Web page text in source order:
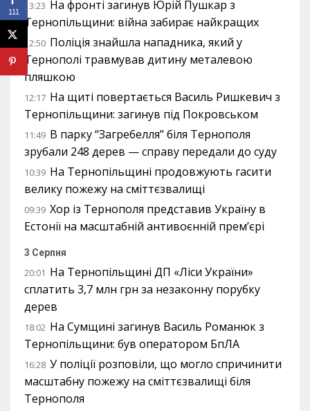
13:23 На фронті загинув Юрій Пушкар з
Тернопільщини: війна забирає найкращих
12:50 Поліція знайшла нападника, який у
Тернополі травмував дитину металевою
пляшкою
12:17 На щиті повертається Василь Ришкевич з
Тернопільщини: загинув під Покровськом
11:49 В парку “Загребелля” біля Тернополя
зрубали 248 дерев — справу передали до суду
10:39 На Тернопільщині продовжують гасити
велику пожежу на сміттєзвалищі
09:39 Хор із Тернополя представив Україну в
Естонії на масштабній антивоєнній прем’єрі
3 Серпня
20:01 На Тернопільщині ДП «Ліси України»
сплатить 3,7 млн грн за незаконну порубку
дерев
18:02 На Сумщині загинув Василь Романюк з
Тернопільщини: був оператором БпЛА
16:28 У поліції розповіли, що могло спричинити
масштабну пожежу на сміттєзвалищі біля
Тернополя
111